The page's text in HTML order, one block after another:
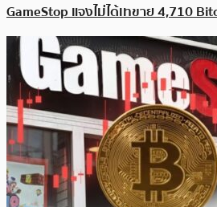
GameStop แจงไม่ได้เทขาย 4,710